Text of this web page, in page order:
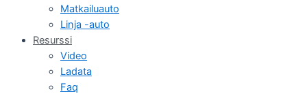
Matkailuauto
Linja -auto
Resurssi
Video
Ladata
Faq